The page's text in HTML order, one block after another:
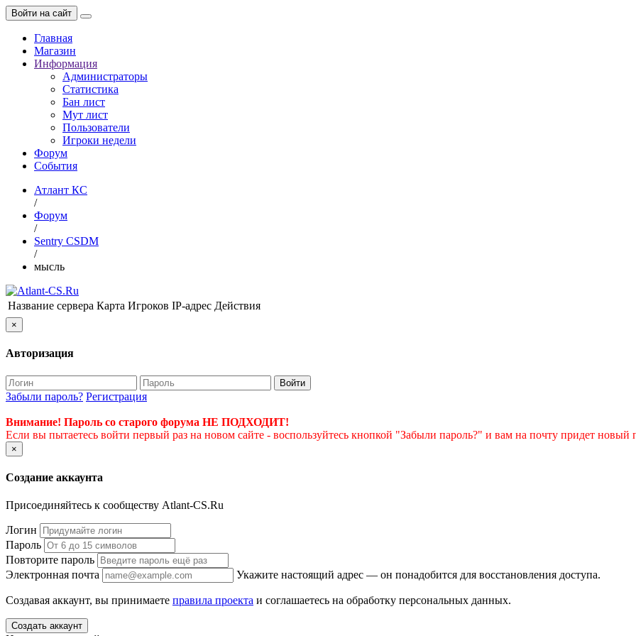
Войти на сайт
Главная
Магазин
Информация
Администраторы
Статистика
Бан лист
Мут лист
Пользователи
Игроки недели
Форум
События
Атлант КС
/
Форум
/
Sentry CSDM
/
мысль
Название сервера Карта Игроков IP-адрес Действия
×
Авторизация
Войти
Забыли пароль? Регистрация
Внимание! Пароль со старого форума НЕ ПОДХОДИТ!
Если вы пытаетесь войти первый раз на новом сайте - воспользуйтесь кнопкой "Забыли пароль?" и вам на почту придет новый
×
Создание аккаунта
Присоединяйтесь к сообществу Atlant-CS.Ru
Логин
Пароль
Повторите пароль
Электронная почта
Укажите настоящий адрес — он понадобится для восстановления доступа.
Создавая аккаунт, вы принимаете правила проекта и соглашаетесь на обработку персональных данных.
Создать аккаунт